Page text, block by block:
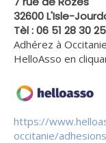
32600 L'Isle-
Tèl : 06 51 28 30 25
Adhérez à
HelloAsso en
https://
occitanie/